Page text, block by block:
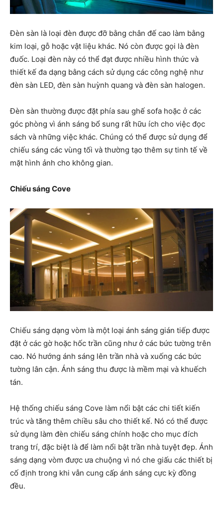
Đèn sàn là loại đèn được đỡ bằng chân đế cao làm bằng
kim loại, gỗ hoặc vật liệu khác. Nó còn được gọi là đèn
đuốc. Loại đèn này có thể đạt được nhiều hình thức và
thiết kế đa dạng bằng cách sử dụng các công nghệ như
đèn sàn LED, đèn sàn huỳnh quang và đèn sàn halogen.
Đèn sàn thường được đặt phía sau ghế sofa hoặc ở các
góc phòng vì ánh sáng bổ sung rất hữu ích cho việc đọc
sách và những việc khác. Chúng có thể được sử dụng để
chiếu sáng các vùng tối và thường tạo thêm sự tinh tế về
mặt hình ảnh cho không gian.
Chiếu sáng Cove
Chiếu sáng dạng vòm là một loại ánh sáng gián tiếp được
đặt ở các gờ hoặc hốc trần cũng như ở các bức tường trên
cao. Nó hướng ánh sáng lên trần nhà và xuống các bức
tường lân cận. Ánh sáng thu được là mềm mại và khuếch
tán.
Hệ thống chiếu sáng Cove làm nổi bật các chi tiết kiến ​​
trúc và tăng thêm chiều sâu cho thiết kế. Nó có thể được
sử dụng làm đèn chiếu sáng chính hoặc cho mục đích
trang trí, đặc biệt là để làm nổi bật trần nhà tuyệt đẹp. Ánh
sáng dạng vòm được ưa chuộng vì nó che giấu các thiết bị
cố định trong khi vẫn cung cấp ánh sáng cực kỳ đồng
đều.